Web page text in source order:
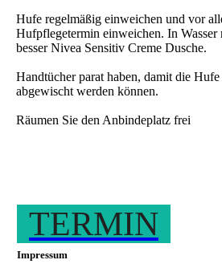
Hufe regelmäßig einweichen und vor
Hufpflegetermin einweichen. In Wasser
besser Nivea Sensitiv Creme Dusche.
Handtücher parat haben, damit die
abgewischt werden können.
Räumen Sie den Anbindeplatz frei
TERMIN
Impressum